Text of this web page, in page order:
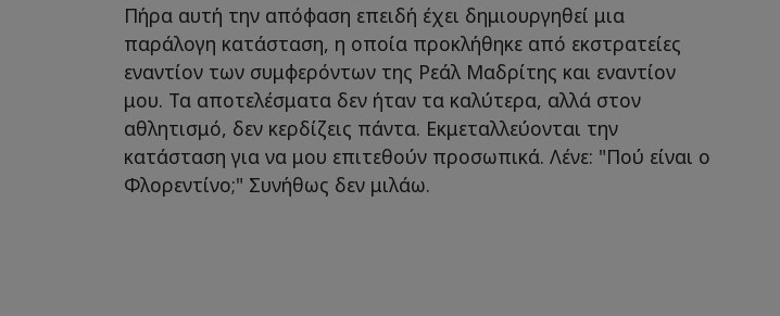
Πήρα αυτή την απόφαση επειδή έχει δημιουργηθεί μια
παράλογη κατάσταση, η οποία προκλήθηκε από εκστρατείες
εναντίον των συμφερόντων της Ρεάλ Μαδρίτης και εναντίον
μου. Τα αποτελέσματα δεν ήταν τα καλύτερα, αλλά στον
αθλητισμό, δεν κερδίζεις πάντα. Εκμεταλλεύονται την
κατάσταση για να μου επιτεθούν προσωπικά. Λένε: "Πού είναι ο
Φλορεντίνο;" Συνήθως δεν μιλάω.